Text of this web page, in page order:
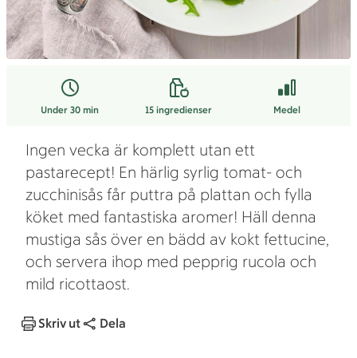
Under 30 min 15 ingredienser Medel
Ingen vecka är komplett utan ett
pastarecept! En härlig syrlig tomat- och
zucchinisås får puttra på plattan och fylla
köket med fantastiska aromer! Häll denna
mustiga sås över en bädd av kokt fettucine,
och servera ihop med pepprig rucola och
mild ricottaost.
Skriv ut Dela